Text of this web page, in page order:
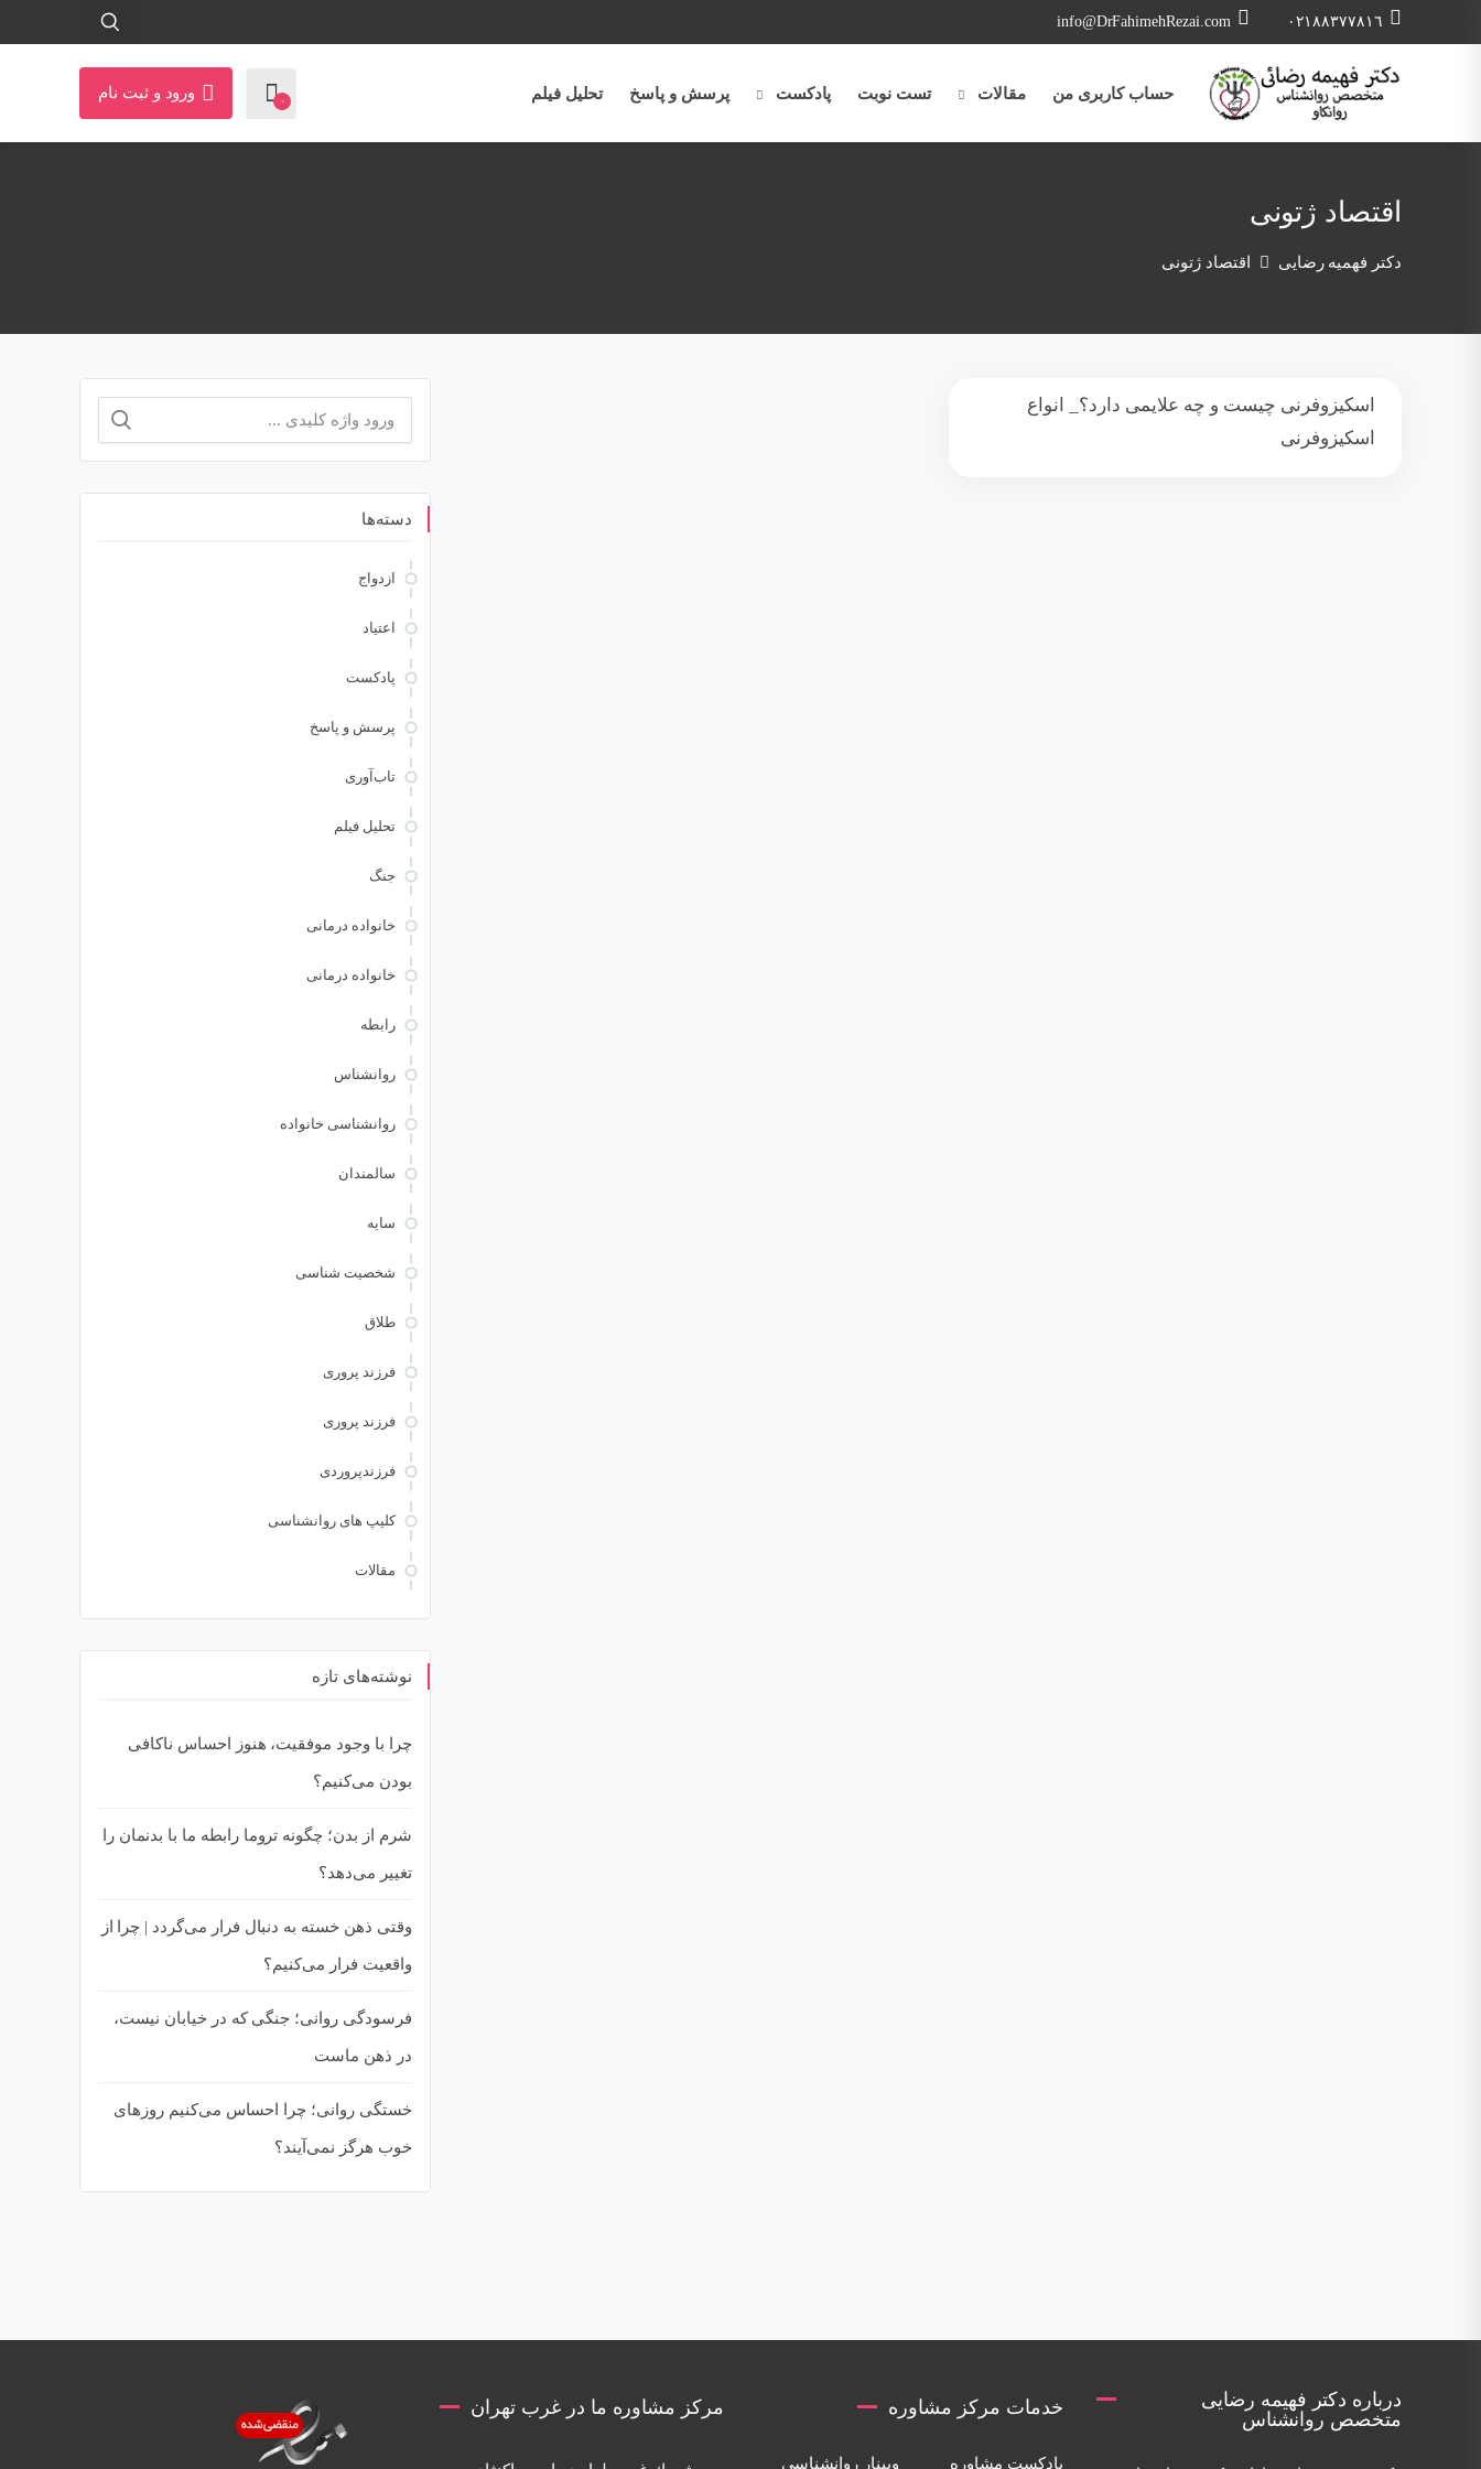
٠٢١٨٨٣٧٧٨١٦ info@DrFahimehRezai.com
حساب کاربری من مقالات تست نوبت پادکست پرسش و پاسخ تحلیل فیلم ۰ ورود و ثبت نام
اقتصاد ژتونی
دکتر فهمیه رضایی اقتصاد ژتونی
اسکیزوفرنی چیست و چه علایمی دارد؟_ انواع
اسکیزوفرنی
جستجو
دسته‌ها
ازدواج
اعتیاد
پادکست
پرسش و پاسخ
تاب‌آوری
تحلیل فیلم
جنگ
خانواده درمانی
خانواده درمانی
رابطه
روانشناس
روانشناسی خانواده
سالمندان
سایه
شخصیت شناسی
طلاق
فرزند پروری
فرزند پروری
فرزندپروردی
کلیپ های روانشناسی
مقالات
نوشته‌های تازه
چرا با وجود موفقیت، هنوز احساس ناکافی
بودن می‌کنیم؟
شرم از بدن؛ چگونه تروما رابطه ما با بدنمان را
تغییر می‌دهد؟
وقتی ذهن خسته به دنبال فرار می‌گردد | چرا از
واقعیت فرار می‌کنیم؟
فرسودگی روانی؛ جنگی که در خیابان نیست،
در ذهن ماست
خستگی روانی؛ چرا احساس می‌کنیم روزهای
خوب هرگز نمی‌آیند؟
درباره دکتر فهیمه رضایی
متخصص روانشناس
خدمات مرکز مشاوره
پادکست مشاوره وبینار روانشناسی
مرکز مشاوره ما در غرب تهران